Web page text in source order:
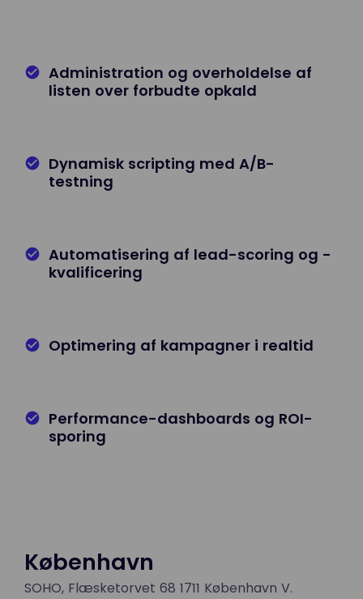
Administration og overholdelse af
listen over forbudte opkald
Dynamisk scripting med A/B-
testning
Automatisering af lead-scoring og -
kvalificering
Optimering af kampagner i realtid
Performance-dashboards og ROI-
sporing
København
SOHO, Flæsketorvet 68 1711 København V.